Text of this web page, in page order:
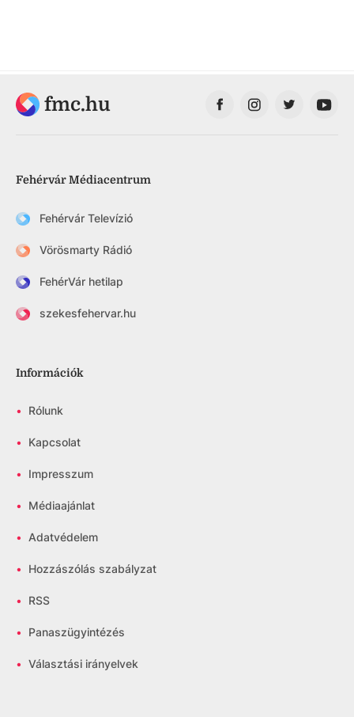
fmc.hu
Fehérvár Médiacentrum
Fehérvár Televízió
Vörösmarty Rádió
FehérVár hetilap
szekesfehervar.hu
Információk
• Rólunk
• Kapcsolat
• Impresszum
• Médiaajánlat
• Adatvédelem
• Hozzászólás szabályzat
• RSS
• Panaszügyintézés
• Választási irányelvek